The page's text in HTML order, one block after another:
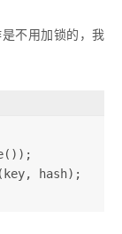
是不用加锁的，我
hash);